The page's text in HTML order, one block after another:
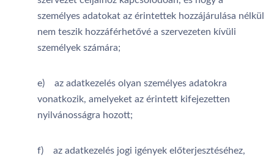
személyes adatokat az érintettek hozzájárulása nélkül
nem teszik hozzáférhetővé a szervezeten kívüli
személyek számára;
e) az adatkezelés olyan személyes adatokra
vonatkozik, amelyeket az érintett kifejezetten
nyilvánosságra hozott;
f) az adatkezelés jogi igények előterjesztéséhez,